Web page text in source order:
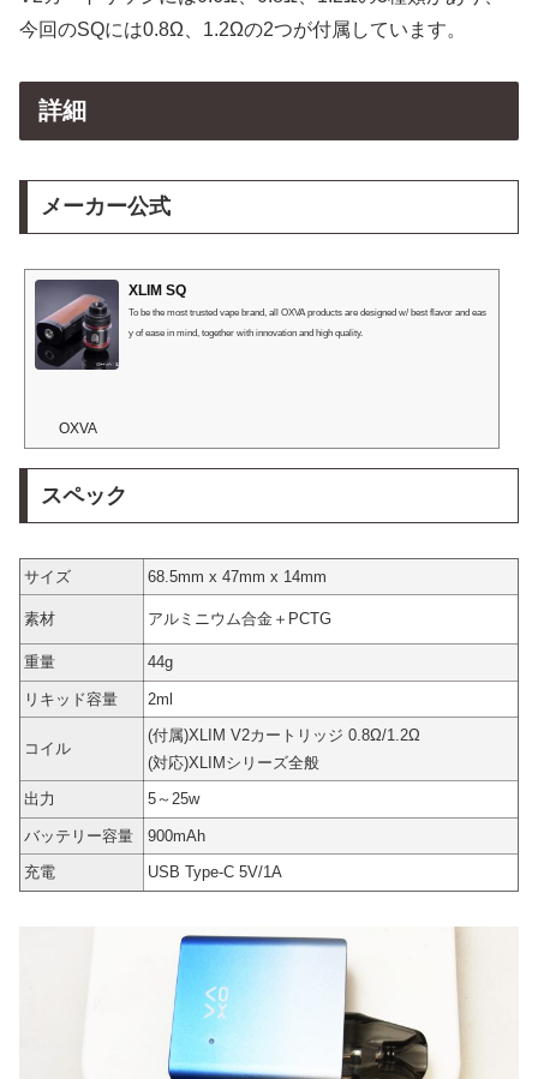
今回のSQには0.8Ω、1.2Ωの2つが付属しています。
詳細
メーカー公式
XLIM SQ
To be the most trusted vape brand, all OXVA products are designed w/ best flavor and eas
y of ease in mind, together with innovation and high quality.
OXVA
スペック
サイズ 68.5mm x 47mm x 14mm
素材 アルミニウム合金＋PCTG
重量 44g
リキッド容量 2ml
コイル
(付属)XLIM V2カートリッジ 0.8Ω/1.2Ω
(対応)XLIMシリーズ全般
出力
5～25w
バッテリー容量
900mAh
充電
USB Type-C 5V/1A